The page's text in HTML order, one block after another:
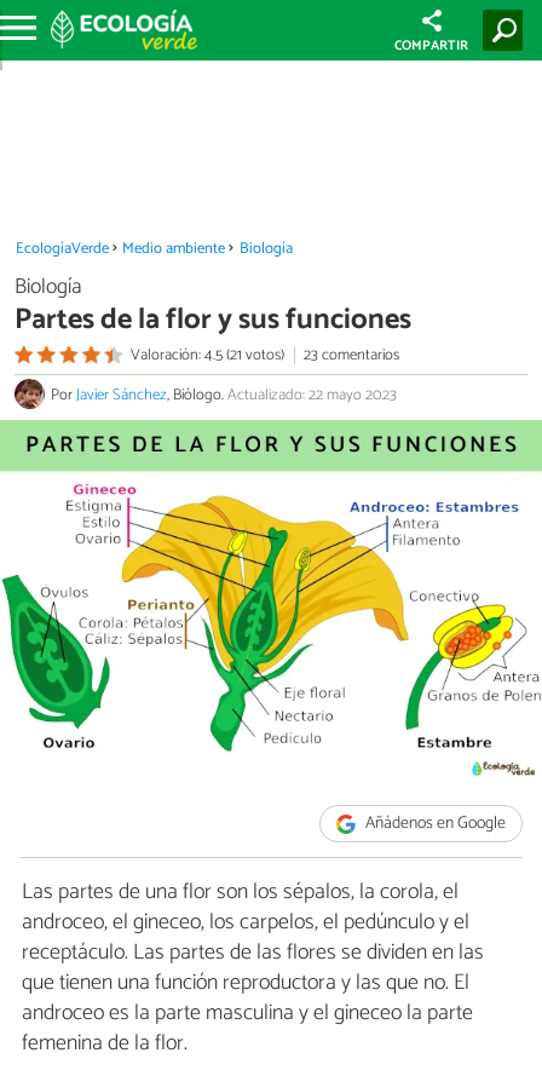
COMPARTIR
EcologíaVerde Medio ambiente Biología
Biología
Partes de la flor y sus funciones
Valoración: 4.5 (21 votos)
23 comentarios
PorJavier Sánchez, Biólogo.Actualizado: 22 mayo 2023
Añádenos en Google
Las partes de una flor son los sépalos, la corola, el
androceo, el gineceo, los carpelos, el pedúnculo y el
receptáculo. Las partes de las flores se dividen en las
que tienen una función reproductora y las que no. El
androceo es la parte masculina y el gineceo la parte
femenina de la flor.